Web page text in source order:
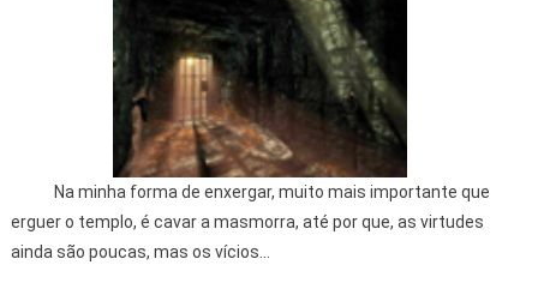
Na minha forma de enxergar, muito mais importante que
erguer o templo, é cavar a masmorra, até por que, as virtudes
ainda são poucas, mas os vícios...